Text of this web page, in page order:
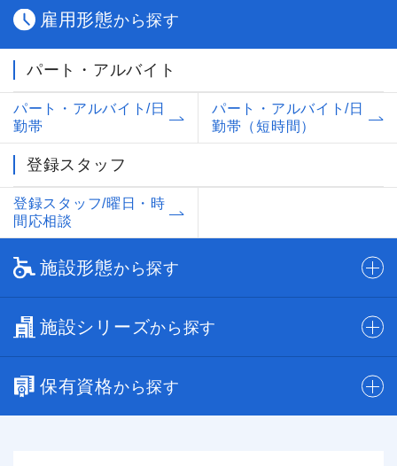
雇用形態から探す
パート・アルバイト
パート・アルバイト/日
勤帯
パート・アルバイト/日
勤帯（短時間）
登録スタッフ
登録スタッフ/曜日・時
間応相談
施設形態から探す
施設シリーズから探す
保有資格から探す